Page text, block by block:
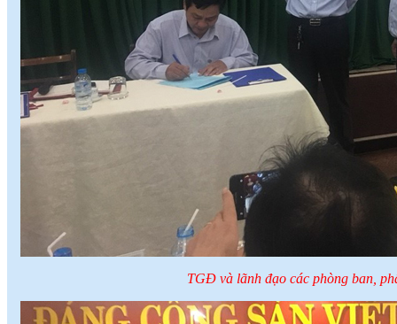
TGĐ và lãnh đạo các phòng ban,